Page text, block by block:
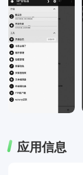
应用信息